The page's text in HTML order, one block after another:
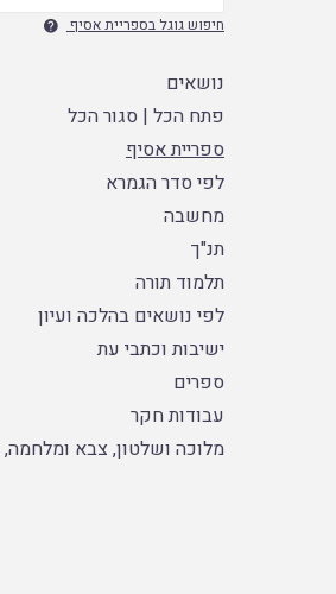
חיפוש גוגל בספריית אסיף 
נושאים
פתח הכל |סגור הכל
ספריית אסיף
לפי סדר הגמרא
מחשבה
תנ"ך
תלמוד תורה
לפי נושאים בהלכה ועיון
ישיבות וכתבי עת
ספרים
עבודות חקר
מלוכה ושלטון, צבא